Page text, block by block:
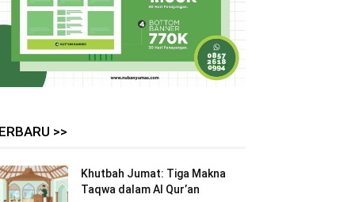
>>
Khutbah Jumat: Tiga Makna
Taqwa dalam Al Qur’an